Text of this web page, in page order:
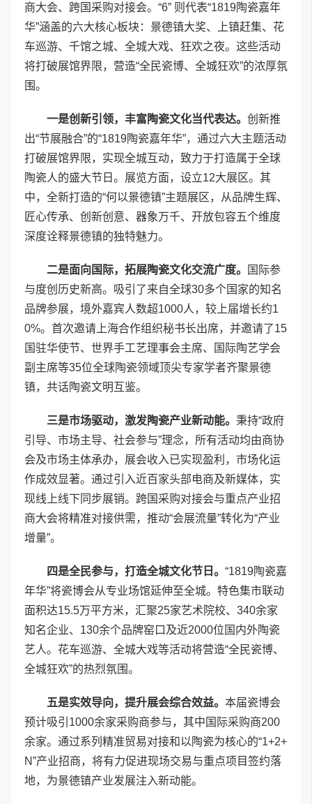
商大会、跨国采购对接会。“6” 则代表“1819陶瓷嘉年
华”涵盖的六大核心板块：景德镇大奖、上镇赶集、花
车巡游、千馆之城、全城大戏、狂欢之夜。这些活动
将打破展馆界限，营造“全民瓷博、全城狂欢”的浓厚氛
围。
一是创新引领，丰富陶瓷文化当代表达。 创新推
出“节展融合”的“1819陶瓷嘉年华”，通过六大主题活动
打破展馆界限，实现全城互动，致力于打造属于全球
陶瓷人的盛大节日。展览方面，设立12大展区。其
中，全新打造的“何以景德镇”主题展区，从品牌生辉、
匠心传承、创新创意、器象万千、开放包容五个维度
深度诠释景德镇的独特魅力。
二是面向国际，拓展陶瓷文化交流广度。
国际参
与度创历史新高。吸引了来自全球30多个国家的知名
品牌参展，境外嘉宾人数超1000人，较上届增长约1
0%。首次邀请上海合作组织秘书长出席，并邀请了15
国驻华使节、世界手工艺理事会主席、国际陶艺学会
副主席等35位全球陶瓷领域顶尖专家学者齐聚景德
镇，共话陶瓷文明互鉴。
三是市场驱动，激发陶瓷产业新动能。 秉持“政府
引导、市场主导、社会参与”理念，所有活动均由商协
会及市场主体承办，展会收入已实现盈利，市场化运
作成效显著。通过引入近百家头部电商及新媒体，实
现线上线下同步展销。跨国采购对接会与重点产业招
商大会将精准对接供需，推动“会展流量”转化为“产业
增量”。
四是全民参与，打造全城文化节日。 “1819陶瓷嘉
年华”将瓷博会从专业场馆延伸至全城。特色集市联动
面积达15.5万平方米，汇聚25家艺术院校、340余家
知名企业、130余个品牌窑口及近2000位国内外陶瓷
艺人。花车巡游、全城大戏等活动将营造“全民瓷博、
全城狂欢”的热烈氛围。
五是实效导向，提升展会综合效益。 本届瓷博会
预计吸引1000余家采购商参与，其中国际采购商200
余家。通过系列精准贸易对接和以陶瓷为核心的“1+2+
N”产业招商，将有力促进现场交易与重点项目签约落
地，为景德镇产业发展注入新动能。